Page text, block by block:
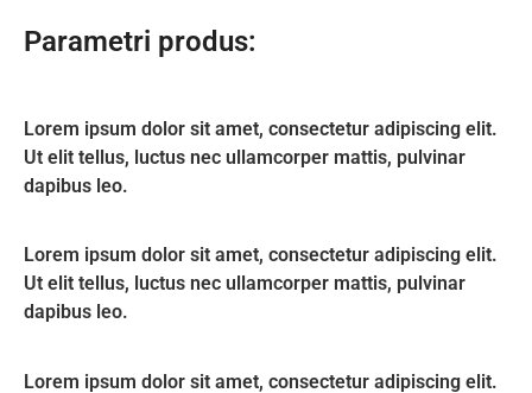
Parametri produs:
Lorem ipsum dolor sit amet, consectetur adipiscing elit.
Ut elit tellus, luctus nec ullamcorper mattis, pulvinar
dapibus leo.
Lorem ipsum dolor sit amet, consectetur adipiscing elit.
Ut elit tellus, luctus nec ullamcorper mattis, pulvinar
dapibus leo.
Lorem ipsum dolor sit amet, consectetur adipiscing elit.